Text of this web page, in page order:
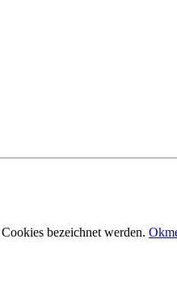
bezeichnet werden. Ok